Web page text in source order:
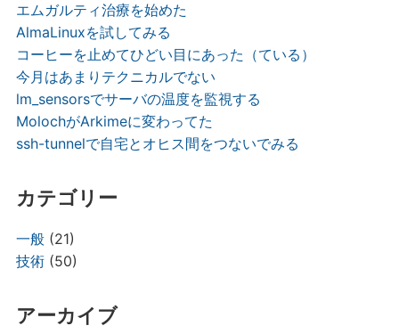
エムガルティ治療を始めた
AlmaLinuxを試してみる
コーヒーを止めてひどい目にあった（ている）
今月はあまりテクニカルでない
lm_sensorsでサーバの温度を監視する
MolochがArkimeに変わってた
ssh-tunnelで自宅とオヒス間をつないでみる
カテゴリー
一般(21)
技術(50)
アーカイブ